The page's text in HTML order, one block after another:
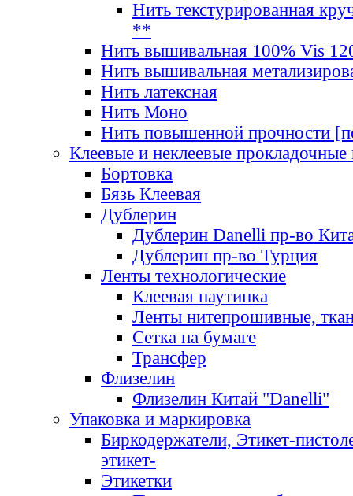
Нить текстурированная
**
Нить вышивальная 100% Vis
Нить вышивальная
Нить латексная
Нить Моно
Нить повышенной прочности
Клеевые и неклеевые прокладочные
Бортовка
Бязь Клеевая
Дублерин
Дублерин Danelli пр-во
Дублерин пр-во Турция
Ленты технологические
Клеевая паутинка
Ленты нитепрошивные,
Сетка на бумаге
Трансфер
Флизелин
Флизелин Китай "Danelli"
Упаковка и маркировка
Биркодержатели, Этикет-
этикет-
Этикетки